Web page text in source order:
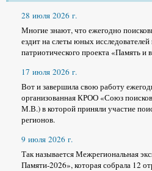
28 июля 2026 г.
Многие знают, что ежегодно
ездит на слеты юных
патриотического проекта «Память и
17 июля 2026 г.
Вот и завершила свою работу
организованная КРОО «Союз
М.В.) в которой приняли участие
регионов.
9 июля 2026 г.
Так называется Межрегиональная
Памяти-2026», которая собрала 12